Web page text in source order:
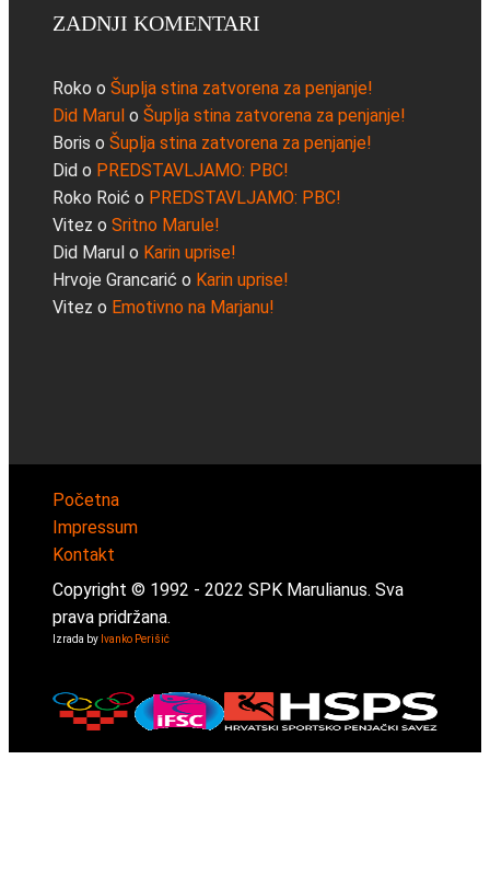
ZADNJI KOMENTARI
Roko o Šuplja stina zatvorena za penjanje!
Did Marul o Šuplja stina zatvorena za penjanje!
Boris o Šuplja stina zatvorena za penjanje!
Did o PREDSTAVLJAMO: PBC!
Roko Roić o PREDSTAVLJAMO: PBC!
Vitez o Sritno Marule!
Did Marul o Karin uprise!
Hrvoje Grancarić o Karin uprise!
Vitez o Emotivno na Marjanu!
Početna
Impressum
Kontakt
Copyright © 1992 - 2022 SPK Marulianus. Sva
prava pridržana.
Izrada by Ivanko Perišić